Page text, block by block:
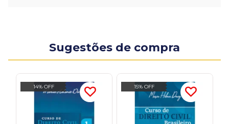
Sugestões de compra
14% OFF 15% OFF